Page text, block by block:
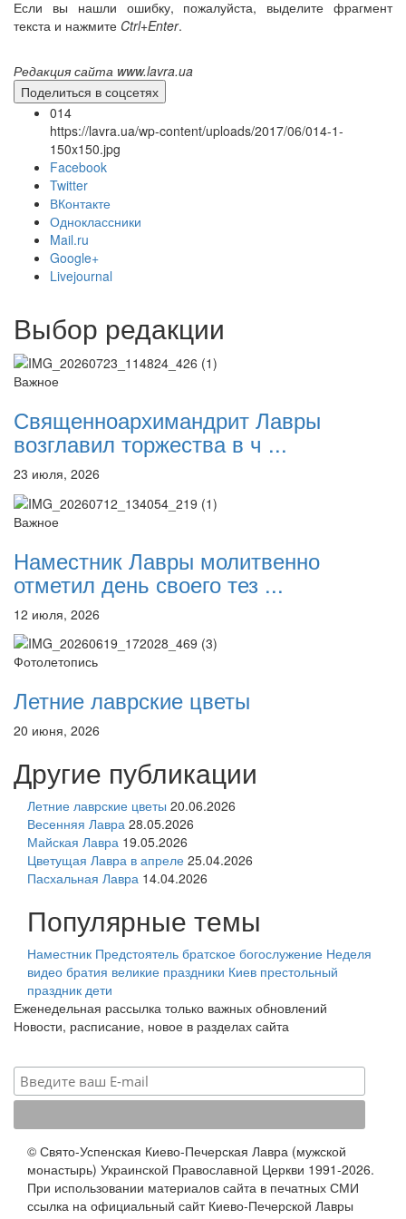
Онлайн трансляции
Веб-камеры
12 сентября 2015Название трансляции
12 сентября 2015
12 сентября 2015Название трансляции
12 сентября 2015
12 сентября 2015
12 сентября 2015
12 сентября 2015
12 сентября 2015
Перейти к архиву
Если вы нашли ошибку, пожалуйста, выделите фрагмент
текста и нажмите Ctrl+Enter.
Редакция сайта www.lavra.ua
Поделиться в соцсетях
014
https://lavra.ua/wp-content/uploads/2017/06/014-1-
150x150.jpg
Facebook
Twitter
ВКонтакте
Одноклассники
Mail.ru
Google+
Livejournal
Выбор редакции
Важное
Священноархимандрит Лавры
возглавил торжества в ч ...
23 июля, 2026
Важное
Наместник Лавры молитвенно
отметил день своего тез ...
12 июля, 2026
Фотолетопись
Летние лаврские цветы
20 июня, 2026
Другие публикации
Летние лаврские цветы 20.06.2026
Весенняя Лавра 28.05.2026
Майская Лавра 19.05.2026
Цветущая Лавра в апреле 25.04.2026
Пасхальная Лавра 14.04.2026
Популярные темы
Наместник Предстоятель братское богослужение Неделя
видео братия великие праздники Киев престольный
праздник дети
Еженедельная рассылка только важных обновлений
Новости, расписание, новое в разделах сайта
© Свято-Успенская Киево-Печерская Лавра (мужской
монастырь) Украинской Православной Церкви 1991-2026.
При использовании материалов сайта в печатных СМИ
ссылка на официальный сайт Киево-Печерской Лавры